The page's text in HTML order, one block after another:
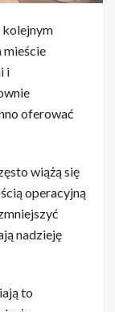
kolejnym
mieście
i
oferować
wiążą się
operacyjną
nadzieję
to